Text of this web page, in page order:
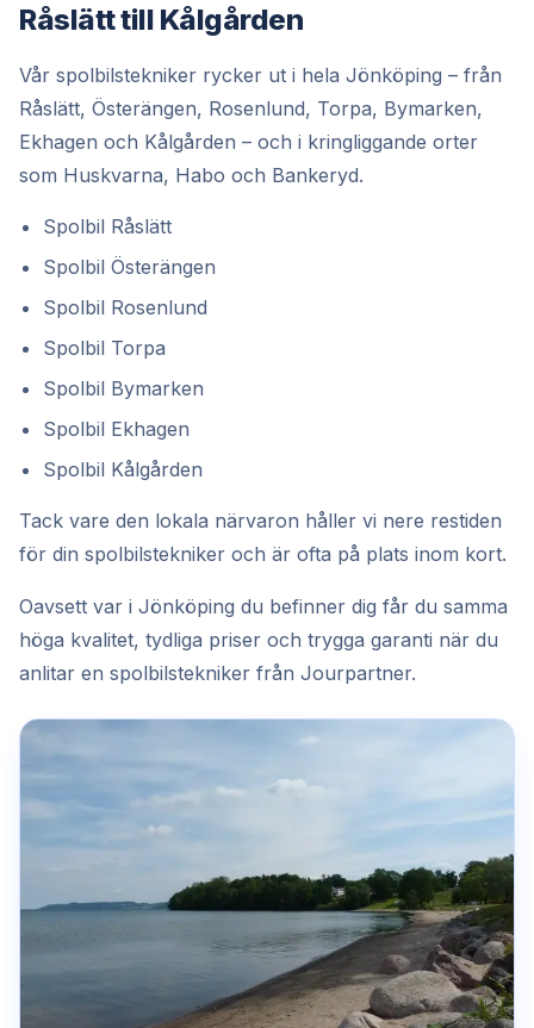
Råslätt till Kålgården
Vår spolbilstekniker rycker ut i hela Jönköping – från
Råslätt, Österängen, Rosenlund, Torpa, Bymarken,
Ekhagen och Kålgården – och i kringliggande orter
som Huskvarna, Habo och Bankeryd.
Spolbil Råslätt
Spolbil Österängen
Spolbil Rosenlund
Spolbil Torpa
Spolbil Bymarken
Spolbil Ekhagen
Spolbil Kålgården
Tack vare den lokala närvaron håller vi nere restiden
för din spolbilstekniker och är ofta på plats inom kort.
Oavsett var i Jönköping du befinner dig får du samma
höga kvalitet, tydliga priser och trygga garanti när du
anlitar en spolbilstekniker från Jourpartner.